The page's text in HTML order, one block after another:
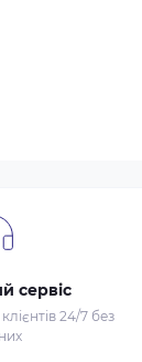
сервіс
24/7 без